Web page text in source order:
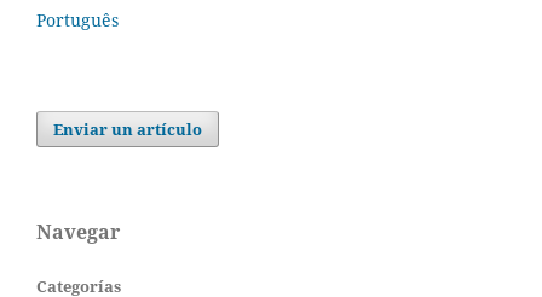
Português
Enviar un artículo
Navegar
Categorías